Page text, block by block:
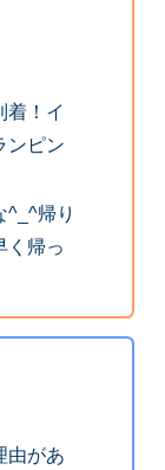
着！イ
ンピン
^_^帰り
く帰っ
由があ